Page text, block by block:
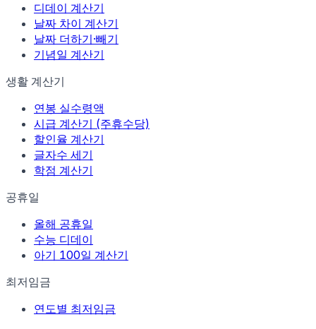
디데이 계산기
날짜 차이 계산기
날짜 더하기·빼기
기념일 계산기
생활 계산기
연봉 실수령액
시급 계산기 (주휴수당)
할인율 계산기
글자수 세기
학점 계산기
공휴일
올해 공휴일
수능 디데이
아기 100일 계산기
최저임금
연도별 최저임금